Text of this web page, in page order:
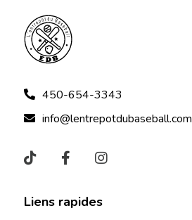
450-654-3343
info@lentrepotdubaseball.com
Liens rapides